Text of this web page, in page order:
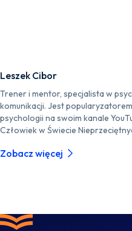
Leszek Cibor
Trener i mentor, specjalista w
komunikacji. Jest
psychologii na swoim kanale
Człowiek w Świecie
Zobacz więcej